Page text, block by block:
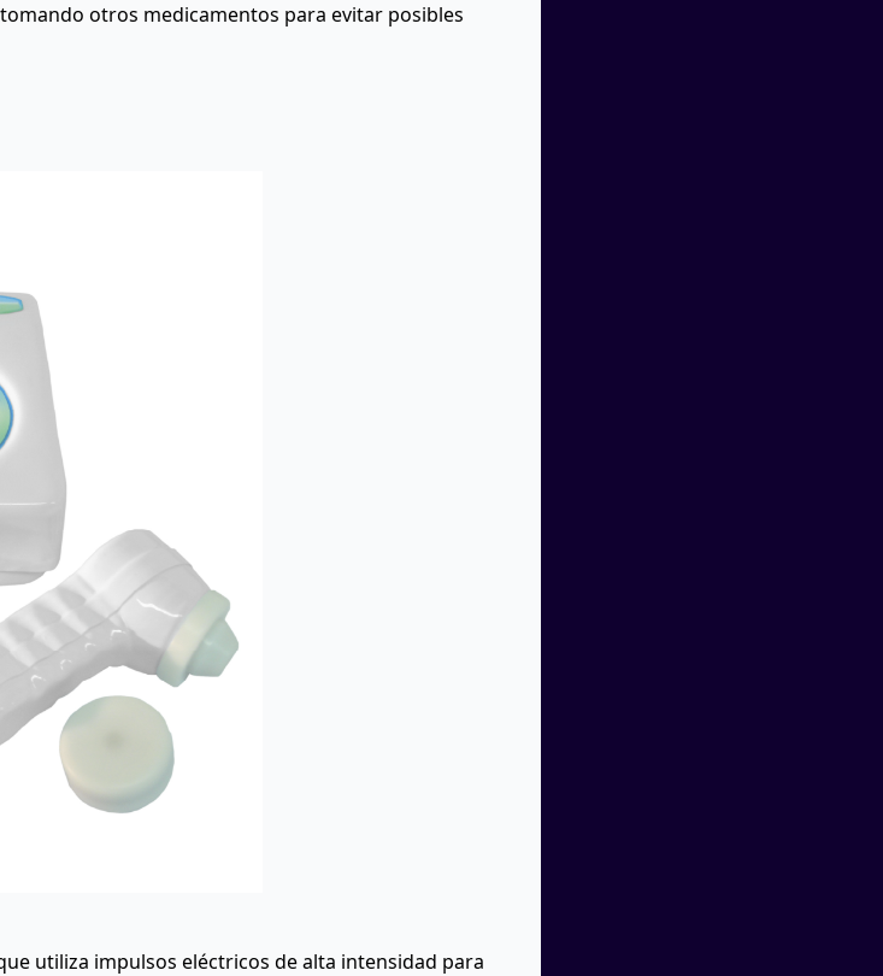
otros medicamentos para evitar posibles
utiliza impulsos eléctricos de alta intensidad para